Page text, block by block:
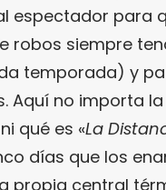
espectador para
robos siempre
temporada) y
Aquí no importa
qué es «La
días que los
propia central